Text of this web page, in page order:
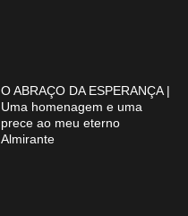
O ABRAÇO DA ESPERANÇA |
Uma homenagem e uma
prece ao meu eterno
Almirante